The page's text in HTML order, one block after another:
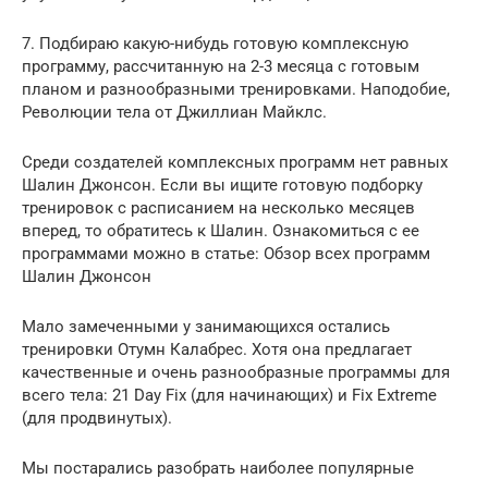
7. Подбираю какую-нибудь готовую комплексную
программу, рассчитанную на 2-3 месяца с готовым
планом и разнообразными тренировками. Наподобие,
Революции тела от Джиллиан Майклс.
Среди создателей комплексных программ нет равных
Шалин Джонсон. Если вы ищите готовую подборку
тренировок с расписанием на несколько месяцев
вперед, то обратитесь к Шалин. Ознакомиться с ее
программами можно в статье: Обзор всех программ
Шалин Джонсон
Мало замеченными у занимающихся остались
тренировки Отумн Калабрес. Хотя она предлагает
качественные и очень разнообразные программы для
всего тела: 21 Day Fix (для начинающих) и Fix Extreme
(для продвинутых).
Мы постарались разобрать наиболее популярные